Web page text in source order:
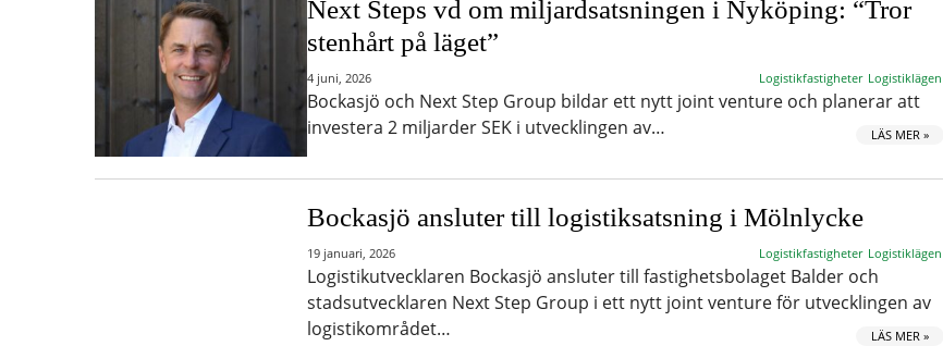
Next Steps vd om miljardsatsningen i Nyköping: “Tror
stenhårt på läget”
4 juni, 2026 Logistikfastigheter Logistiklägen
Bockasjö och Next Step Group bildar ett nytt joint venture och planerar att
investera 2 miljarder SEK i utvecklingen av…
LÄS MER »
Bockasjö ansluter till logistiksatsning i Mölnlycke
19 januari, 2026 Logistikfastigheter Logistiklägen
Logistikutvecklaren Bockasjö ansluter till fastighetsbolaget Balder och
stadsutvecklaren Next Step Group i ett nytt joint venture för utvecklingen av
logistikområdet…
LÄS MER »